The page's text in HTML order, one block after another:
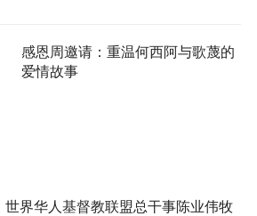
感恩周邀请：重温何西阿与歌蔑的
爱情故事
世界华人基督教联盟总干事陈业伟牧